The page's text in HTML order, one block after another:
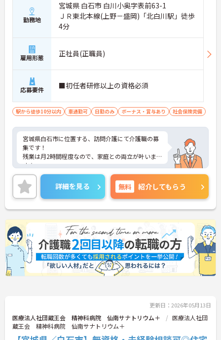
勤務地
宮城県 白石市 白川小奥字表前63-1
ＪＲ東北本線(上野－盛岡)「北白川駅」徒歩
4分
雇用形態 正社員(正職員)
応募要件 ■初任者研修以上の資格必須
駅から徒歩10分以内 車通勤可 日勤のみ ボーナス・賞与あり 社会保険完備
宮城県白石市に位置する、訪問介護にて介護職の募
集です！
残業は月2時間程度なので、家庭との両立が叶いま
す☆
また、駅から徒歩4分の立地で、マイカー通勤も可
能なので、通勤らくらくです◎
ご興味のある方には、面接対策ポイントなど、さら
に詳細をお話しいたしますのでお気軽にご相談くだ
さい！
詳細を見る 無料 紹介してもらう
更新日：2026年05月13日
医療法人社団蔵王会 精神科病院 仙南サナトリウム＋
医療法人社団
蔵王会 精神科病院 仙南サナトリウム＋